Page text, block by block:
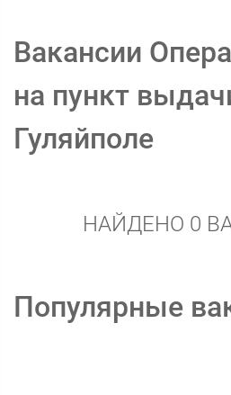
Вакансии
на пункт
Гуляйполе
НАЙДЕНО 0
Популярные